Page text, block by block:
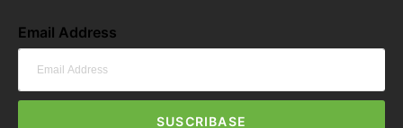
Email Address
SUSCRIBASE